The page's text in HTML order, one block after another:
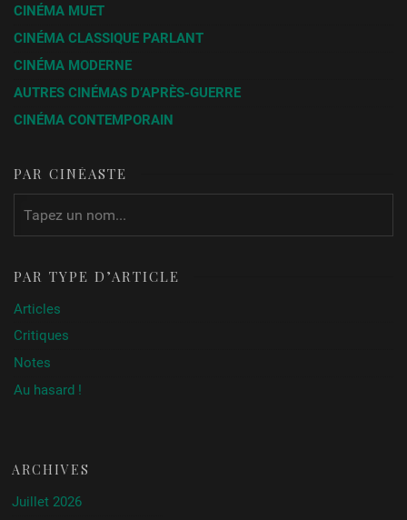
CINÉMA MUET
CINÉMA CLASSIQUE PARLANT
CINÉMA MODERNE
AUTRES CINÉMAS D’APRÈS-GUERRE
CINÉMA CONTEMPORAIN
PAR CINÉASTE
PAR TYPE D’ARTICLE
Articles
Critiques
Notes
Au hasard !
ARCHIVES
Juillet 2026